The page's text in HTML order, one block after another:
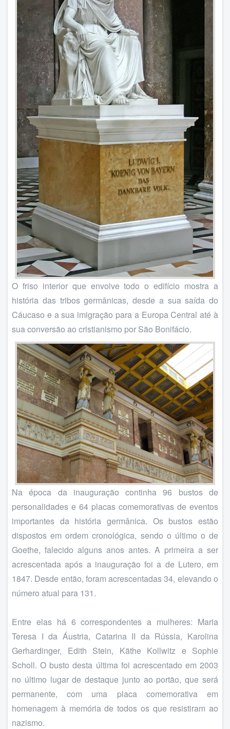
O friso interior que envolve todo o edifício mostra a
história das tribos germânicas, desde a sua saída do
Cáucaso e a sua imigração para a Europa Central até à
sua conversão ao cristianismo por São Bonifácio.
Na época da inauguração continha 96 bustos de
personalidades e 64 placas comemorativas de eventos
importantes da história germânica. Os bustos estão
dispostos em ordem cronológica, sendo o último o de
Goethe, falecido alguns anos antes. A primeira a ser
acrescentada após a inauguração foi a de Lutero, em
1847. Desde então, foram acrescentadas 34, elevando o
número atual para 131.
Entre elas há 6 correspondentes a mulheres: Maria
Teresa I da Áustria, Catarina II da Rússia, Karolina
Gerhardinger, Edith Stein, Käthe Kollwitz e Sophie
Scholl. O busto desta última foi acrescentado em 2003
no último lugar de destaque junto ao portão, que será
permanente, com uma placa comemorativa em
homenagem à memória de todos os que resistiram ao
nazismo.